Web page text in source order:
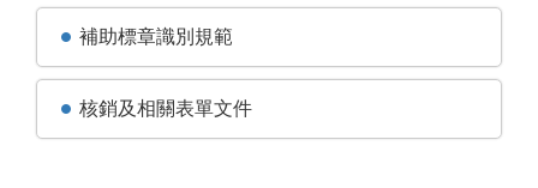
補助標章識別規範
核銷及相關表單文件